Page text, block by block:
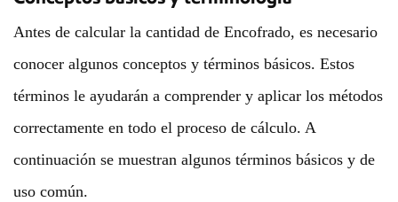
Antes de calcular la cantidad de Encofrado, es necesario
conocer algunos conceptos y términos básicos. Estos
términos le ayudarán a comprender y aplicar los métodos
correctamente en todo el proceso de cálculo. A
continuación se muestran algunos términos básicos y de
uso común.